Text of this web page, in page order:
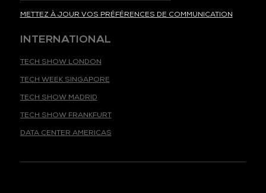
METTEZ À JOUR VOS PRÉFÉRENCES DE COMMUNICATION